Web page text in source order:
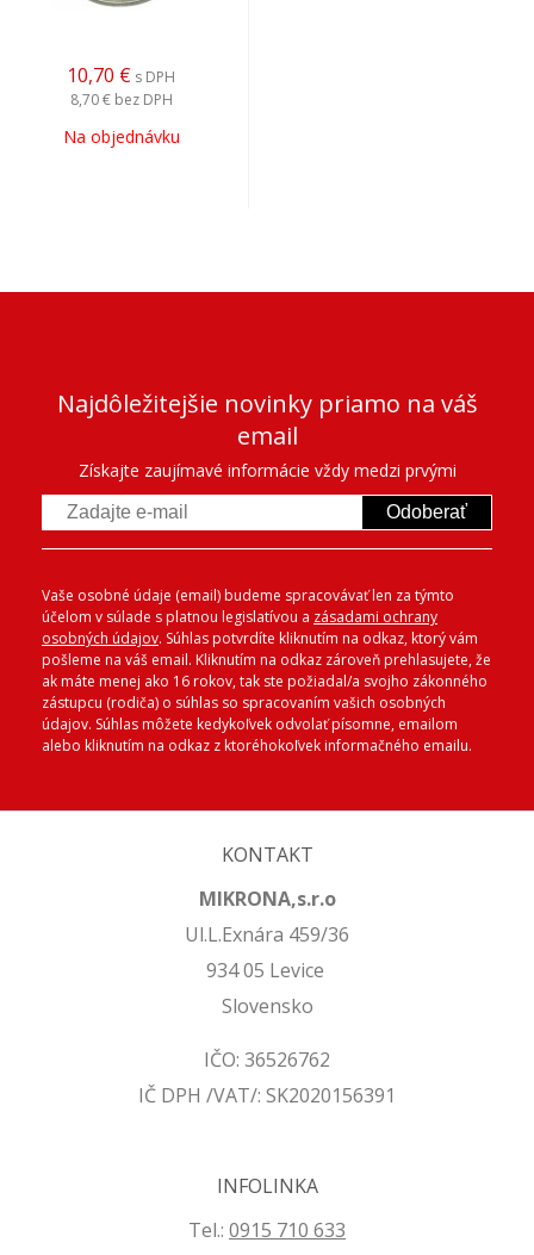
10,70 € s DPH
8,70 € bez DPH
Na objednávku
Najdôležitejšie novinky priamo na váš
email
Získajte zaujímavé informácie vždy medzi prvými
Odoberať
Vaše osobné údaje (email) budeme spracovávať len za týmto
účelom v súlade s platnou legislatívou a zásadami ochrany
osobných údajov. Súhlas potvrdíte kliknutím na odkaz, ktorý vám
pošleme na váš email. Kliknutím na odkaz zároveň prehlasujete, že
ak máte menej ako 16 rokov, tak ste požiadal/a svojho zákonného
zástupcu (rodiča) o súhlas so spracovaním vašich osobných
údajov. Súhlas môžete kedykoľvek odvolať písomne, emailom
alebo kliknutím na odkaz z ktoréhokoľvek informačného emailu.
KONTAKT
MIKRONA,s.r.o
Ul.L.Exnára 459/36
934 05 Levice
Slovensko
IČO: 36526762
IČ DPH /VAT/: SK2020156391
INFOLINKA
Tel.: 0915 710 633